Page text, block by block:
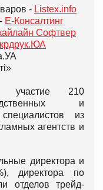
- Listex.info
Е-Консалтинг
Софтвер
участие 210
и
из
агентств и
директора и
директора по
отделов трейд-